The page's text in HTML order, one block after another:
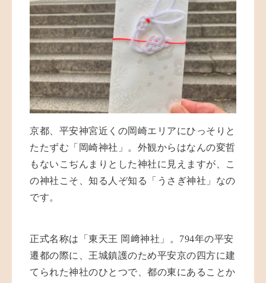
京都、平安神宮近くの岡崎エリアにひっそりと
たたずむ「岡崎神社」。外観からはなんの変哲
もないこぢんまりとした神社に見えますが、こ
の神社こそ、知る人ぞ知る「うさぎ神社」なの
です。
正式名称は「東天王 岡﨑神社」。 794年の平安
遷都の際に、王城鎮護のため平安京の四方に建
てられた神社のひとつで、都の東にあることか